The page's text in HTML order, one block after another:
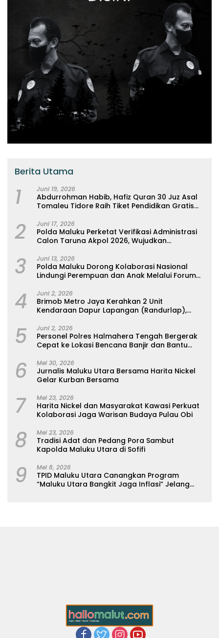
Berita Utama
1 Juni 19, 2026
Abdurrohman Habib, Hafiz Quran 30 Juz Asal
Tomaleu Tidore Raih Tiket Pendidikan Gratis
2 Juni 17, 2026
Polda Maluku Perketat Verifikasi Administrasi
Calon Taruna Akpol 2026, Wujudkan
3 Juni 13, 2026
Polda Maluku Dorong Kolaborasi Nasional
Lindungi Perempuan dan Anak Melalui Forum
4 Juni 2, 2026
Brimob Metro Jaya Kerahkan 2 Unit
Kendaraan Dapur Lapangan (Randurlap),
Kebakaran Pasar Jiung
5 Juni 2, 2026
Personel Polres Halmahera Tengah Bergerak
Cepat ke Lokasi Bencana Banjir dan Bantu
6 Mei 30, 2026
Jurnalis Maluku Utara Bersama Harita Nickel
Gelar Kurban Bersama
7 Mei 23, 2026
Harita Nickel dan Masyarakat Kawasi Perkuat
Kolaborasi Jaga Warisan Budaya Pulau Obi
8 Mei 23, 2026
Tradisi Adat dan Pedang Pora Sambut
Kapolda Maluku Utara di Sofifi
9 Mei 8, 2026
TPID Maluku Utara Canangkan Program
“Maluku Utara Bangkit Jaga Inflasi” Jelang